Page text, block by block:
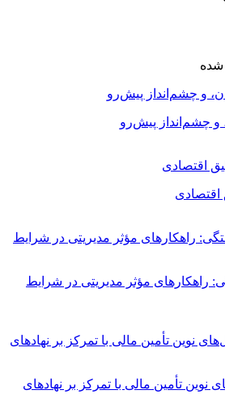
شده
و چشم‌انداز پیش‌رو
اقتصادی
راهکارهای مؤثر مدیریتی در شرایط
تأمین مالی با تمرکز بر نهادهای